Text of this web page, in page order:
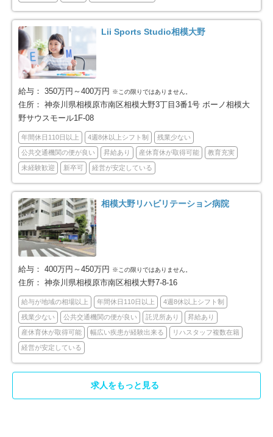
川崎市多摩区 75 川崎市宮前区 65
川崎市麻生区
相模原市緑区
相模原市南区 横須賀市
平塚市 40 鎌倉市 64
藤沢市 118 小田原市
茅ヶ崎市 57 逗子市 23
三浦市 17
座間市 43 南足柄市 12
綾瀬市 16
中郡大磯町
Lii Sports Studio相模大野
給与： 350万円～400万円 ※この限りではありません。
住所： 神奈川県相模原市南区相模大野3丁目3番1号 ボーノ相模大
野サウスモール1F-08
年間休日110日以上 4週8休以上シフト制 残業少ない
公共交通機関の便が良い 昇給あり 産休育休が取得可能 教育充実
未経験歓迎 新卒可 経営が安定している
相模大野リハビリテーション病院
給与： 400万円～450万円 ※この限りではありません。
住所： 神奈川県相模原市南区相模大野7-8-16
給与が地域の相場以上 年間休日110日以上 4週8休以上シフト制
残業少ない 公共交通機関の便が良い 託児所あり 昇給あり
産休育休が取得可能 幅広い疾患が経験出来る リハスタッフ複数在籍
経営が安定している
求人をもっと見る